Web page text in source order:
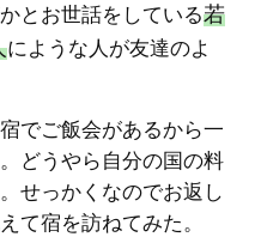
とお世話をしている若
にような人が友達のよ
でご飯会があるから一
どうやら自分の国の料
せっかくなのでお返し
て宿を訪ねてみた。